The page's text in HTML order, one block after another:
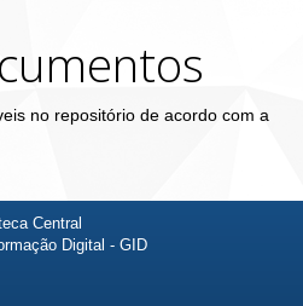
no repositório de acordo com a
Central
Digital - GID